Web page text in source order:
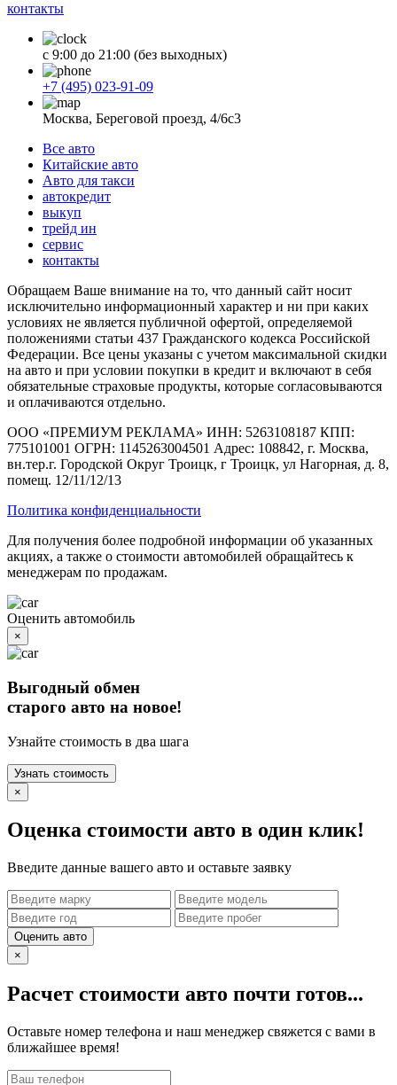
контакты
с 9:00 до 21:00 (без выходных)
+7 (495) 023-91-09
Москва, Береговой проезд, 4/6с3
Все авто
Китайские авто
Авто для такси
автокредит
выкуп
трейд ин
сервис
контакты
Обращаем Ваше внимание на то, что данный сайт носит
исключительно информационный характер и ни при каких
условиях не является публичной офертой, определяемой
положениями статьи 437 Гражданского кодекса Российской
Федерации. Все цены указаны с учетом максимальной скидки
на авто и при условии покупки в кредит и включают в себя
обязательные страховые продукты, которые согласовываются
и оплачиваются отдельно.
ООО «ПРЕМИУМ РЕКЛАМА» ИНН: 5263108187 КПП:
775101001 ОГРН: 1145263004501 Адрес: 108842, г. Москва,
вн.тер.г. Городской Округ Троицк, г Троицк, ул Нагорная, д. 8,
помещ. 12/11/12/13
Политика конфиденциальности
Для получения более подробной информации об указанных
акциях, а также о стоимости автомобилей обращайтесь к
менеджерам по продажам.
Оценить автомобиль
×
Выгодный обмен
старого авто на новое!
Узнайте стоимость в два шага
Узнать стоимость
×
Оценка стоимости авто в один клик!
Введите данные вашего авто и оставьте заявку
Оценить авто
×
Расчет стоимости авто почти готов...
Оставьте номер телефона и наш менеджер свяжется с вами в
ближайшее время!